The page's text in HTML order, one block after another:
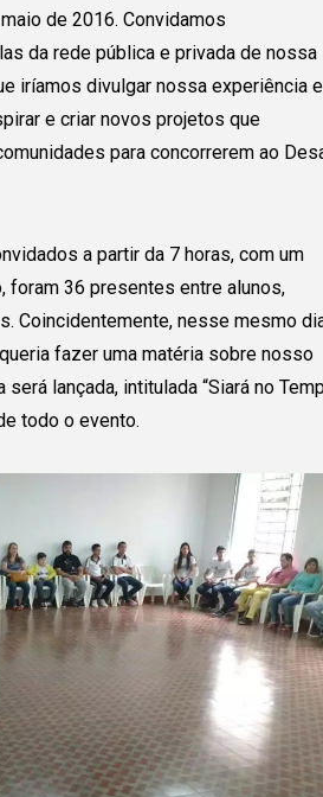
de 2016. Convidamos
da rede pública e privada de nossa
iríamos divulgar nossa experiência e
e criar novos projetos que
para concorrerem ao
a partir da 7 horas, com um
foram 36 presentes entre alunos,
Coincidentemente, nesse mesmo
fazer uma matéria sobre nosso
lançada, intitulada “Siará no
todo o evento.
que já
e
entrar
o
ter
Eu Gostaria de:
Estado
Escola/
Autorizo o
inscrição do
no diálogo ou